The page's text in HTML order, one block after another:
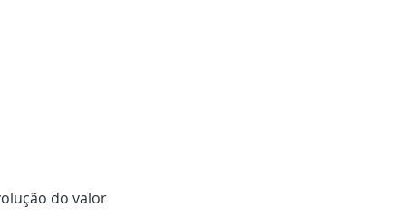
do valor